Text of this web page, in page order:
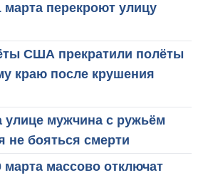
марта перекроют улицу
США прекратили полёты
краю после крушения
улице мужчина с ружьём
не бояться смерти
марта массово отключат